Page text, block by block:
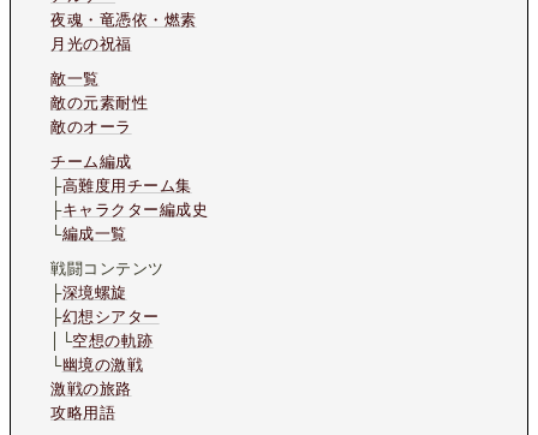
夜魂・竜憑依・燃素
月光の祝福
敵一覧
敵の元素耐性
敵のオーラ
チーム編成
├高難度用チーム集
├キャラクター編成史
└編成一覧
戦闘コンテンツ
├深境螺旋
├幻想シアター
│└空想の軌跡
└幽境の激戦
激戦の旅路
攻略用語